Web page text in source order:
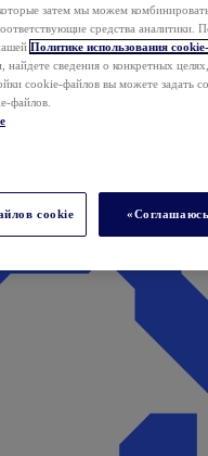
затем мы можем
средства
Политике использования
найдете сведения о конкретных
cookie-файлов вы можете задать
файлов.
cookie